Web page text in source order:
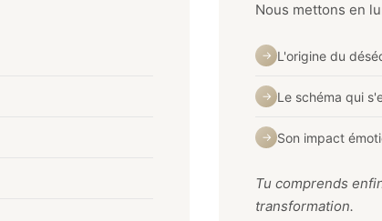
Nous mettons en
→ L'origine du
→ Le schéma qui
→ Son impact
Tu comprends
transformation.